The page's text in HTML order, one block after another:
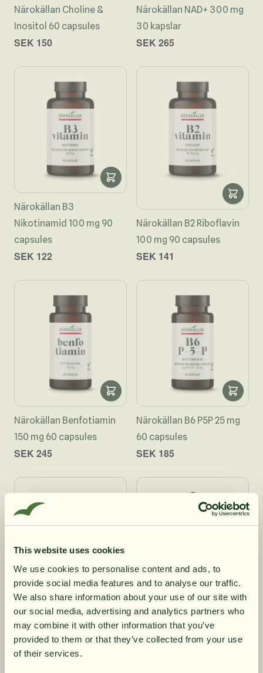
This website uses cookies
We use cookies to personalise content and ads, to
provide social media features and to analyse our traffic.
We also share information about your use of our site with
our social media, advertising and analytics partners who
may combine it with other information that you’ve
provided to them or that they’ve collected from your use
of their services.
Närokällan Choline &
Inositol 60 capsules
SEK 150
Närokällan NAD+ 300 mg
30 kapslar
SEK 265
Närokällan B3
Nikotinamid 100 mg 90
capsules
SEK 122
Närokällan B2 Riboflavin
100 mg 90 capsules
SEK 141
Närokällan Benfotiamin
150 mg 60 capsules
SEK 245
Närokällan B6 P5P 25 mg
60 capsules
SEK 185
Vitamin B12 Melt Tablets
60 tablets
SEK 226
BioCare Nutrisorb
Methylfolate 15 mL
10% rabatt på
din första order